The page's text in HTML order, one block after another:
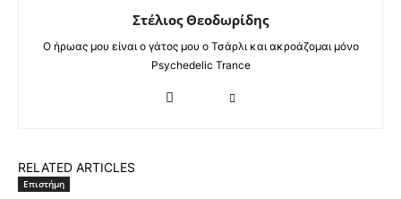
Στέλιος Θεοδωρίδης
Ο ήρωας μου είναι ο γάτος μου ο Τσάρλι και ακροάζομαι μόνο
Psychedelic Trance
RELATED ARTICLES
Επιστήμη